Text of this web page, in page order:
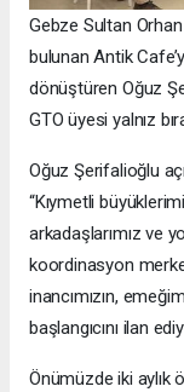
Gebze Sultan
bulunan Antik
dönüştüren Oğuz
GTO üyesi yalnız
Oğuz Şerifalioğlu
“Kıymetli
arkadaşlarımız ve
koordinasyon
inancımızın,
başlangıcını ilan
Önümüzde iki aylık